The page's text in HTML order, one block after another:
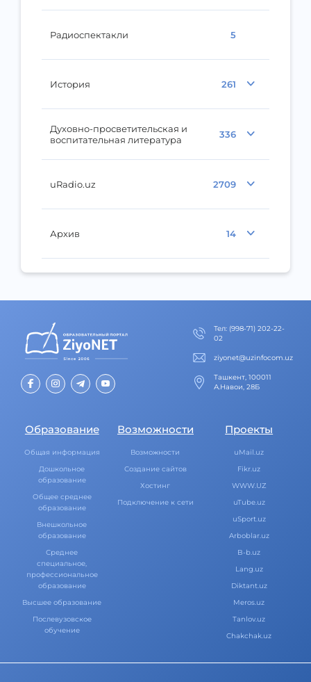
Радиоспектакли 5
История 261
Духовно-просветительская и
воспитательная литература
336
uRadio.uz 2709
Архив 14
Тел: (998-71) 202-22-
02
ziyonet@uzinfocom.uz
Ташкент, 100011
А.Навои, 28Б
Образование
Общая информация
Дошкольное
образование
Общее среднее
образование
Внешкольное
образование
Среднее
специальное,
профессиональное
образование
Высшее образование
Послевузовское
обучение
Возможности
Возможности
Создание сайтов
Хостинг
Подключение к сети
Проекты
uMail.uz
Fikr.uz
WWW.UZ
uTube.uz
uSport.uz
Arboblar.uz
B-b.uz
Lang.uz
Diktant.uz
Meros.uz
Tanlov.uz
Chakchak.uz